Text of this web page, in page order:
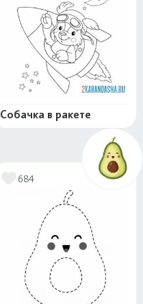
Собачка в ракете
684